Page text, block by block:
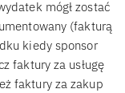
mógł zostać
(fakturą
kiedy sponsor
faktury za usługę
faktury za zakup